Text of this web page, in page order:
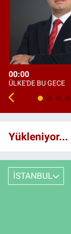
00:00
ÜLKE'DE BU GECE
Yükleniyor...
İSTANBUL